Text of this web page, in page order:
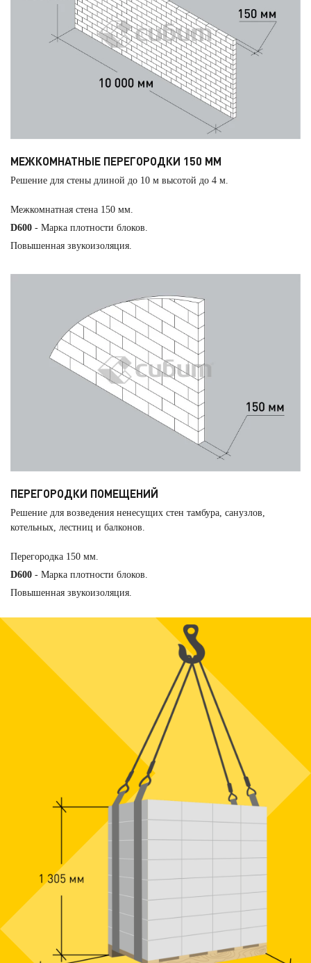
МЕЖКОМНАТНЫЕ ПЕРЕГОРОДКИ 150 ММ
Решение для стены длиной до 10 м высотой до 4 м.
Межкомнатная стена 150 мм.
D600 - Марка плотности блоков.
Повышенная звукоизоляция.
ПЕРЕГОРОДКИ ПОМЕЩЕНИЙ
Решение для возведения ненесущих стен тамбура, санузлов,
котельных, лестниц и балконов.
Перегородка 150 мм.
D600 - Марка плотности блоков.
Повышенная звукоизоляция.